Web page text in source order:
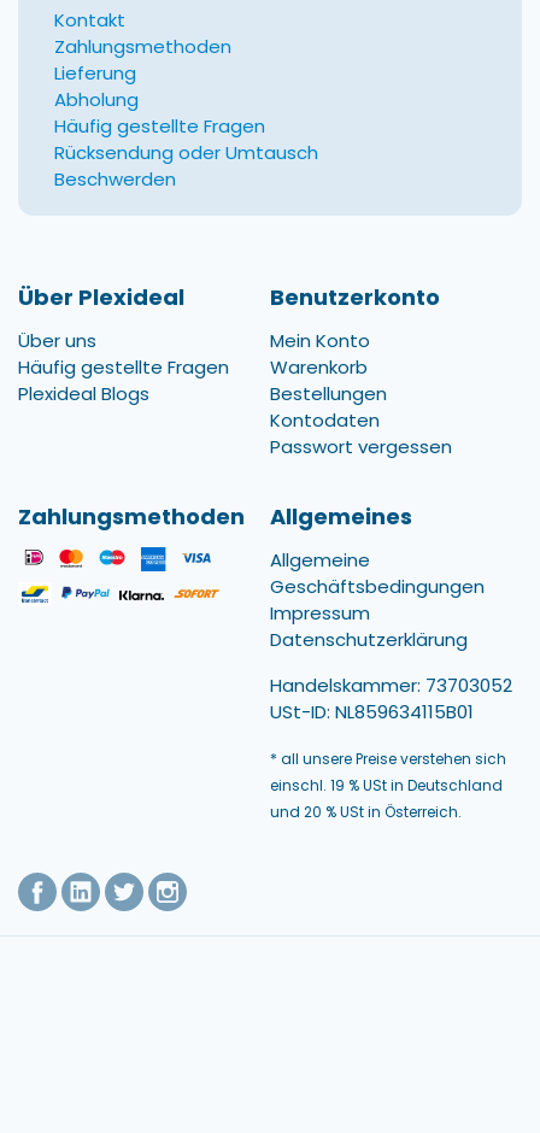
Kontakt
Zahlungsmethoden
Lieferung
Abholung
Häufig gestellte Fragen
Rücksendung oder Umtausch
Beschwerden
Über Plexideal
Über uns
Häufig gestellte Fragen
Plexideal Blogs
Benutzerkonto
Mein Konto
Warenkorb
Bestellungen
Kontodaten
Passwort vergessen
Zahlungsmethoden Allgemeines
Allgemeine
Geschäftsbedingungen
Impressum
Datenschutzerklärung
Handelskammer: 73703052
USt-ID: NL859634115B01
* all unsere Preise verstehen sich
einschl. 19 % USt in Deutschland
und 20 % USt in Österreich.